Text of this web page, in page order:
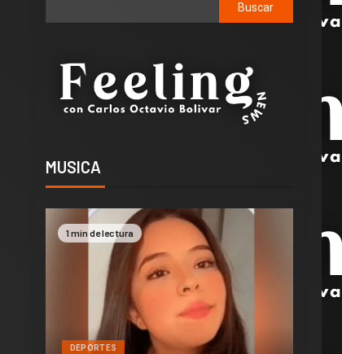
Buscar
MUSICA
1 min de lectura
DEPORTES
2